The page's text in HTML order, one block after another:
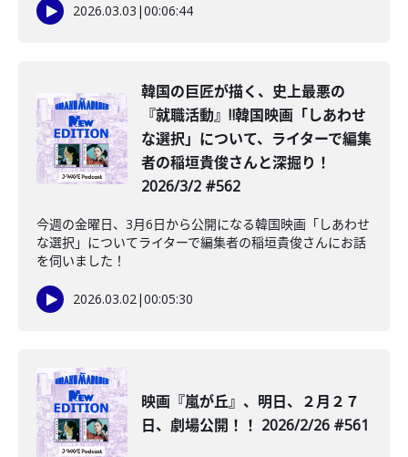
2026.03.03 |00:06:44
韓国の巨匠が描く、史上最悪の
『就職活動』‼韓国映画「しあわせ
な選択」について、ライターで編集
者の稲垣貴俊さんと深掘り！
2026/3/2 #562
今週の金曜日、3月6日から公開になる韓国映画「しあわせ
な選択」についてライターで編集者の稲垣貴俊さんにお話
を伺いました！
2026.03.02|00:05:30
映画『嵐が丘』、明日、２月２７
日、劇場公開！！ 2026/2/26 #561